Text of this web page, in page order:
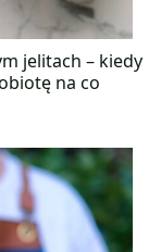
jelitach – kiedy
na co